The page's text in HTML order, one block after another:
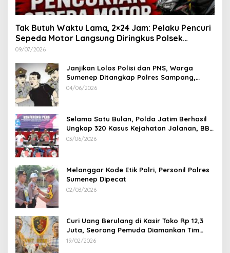
Tak Butuh Waktu Lama, 2×24 Jam: Pelaku Pencuri
Sepeda Motor Langsung Diringkus Polsek
Lenteng di Wilayah Manding
09/07/2026
Janjikan Lolos Polisi dan PNS, Warga
Sumenep Ditangkap Polres Sampang,
Korban Rugi Rp 600 juta
04/06/2026
Selama Satu Bulan, Polda Jatim Berhasil
Ungkap 320 Kasus Kejahatan Jalanan, BB
100 Sepeda Motor dan 12 Mobil Diamankan
03/06/2026
Melanggar Kode Etik Polri, Personil Polres
Sumenep Dipecat
02/03/2026
Curi Uang Berulang di Kasir Toko Rp 12,3
Juta, Seorang Pemuda Diamankan Tim
Reskrim Polsek Lenteng Sumenep
19/02/2026